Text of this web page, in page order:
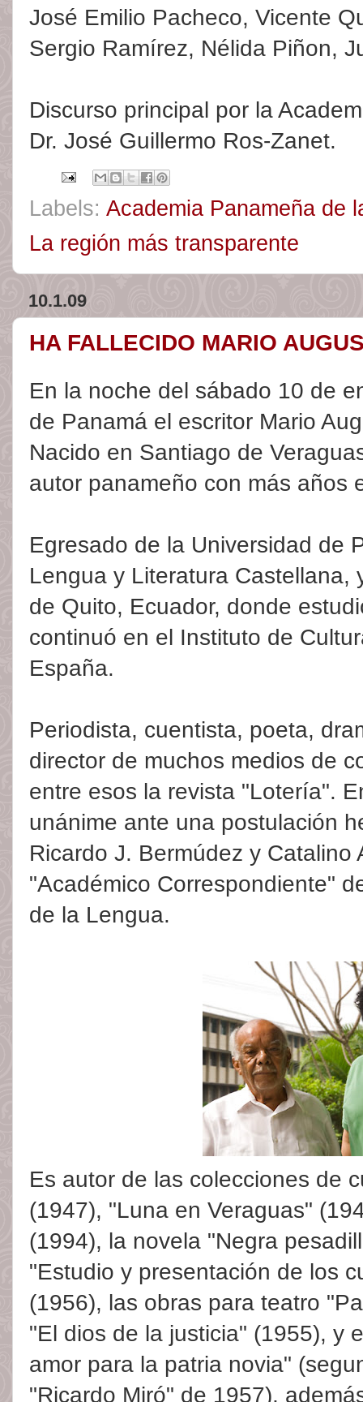
José Emilio Pacheco, Vicente
Sergio Ramírez, Nélida Piñon,
Discurso principal por la
Dr. José Guillermo Ros-Zanet.
Labels: Academia Panameña de
La región más transparente
10.1.09
HA FALLECIDO MARIO
En la noche del sábado 10 de
de Panamá el escritor Mario
Nacido en Santiago de
autor panameño con más años
Egresado de la Universidad de
Lengua y Literatura Castellana,
de Quito, Ecuador, donde
continuó en el Instituto de
España.
Periodista, cuentista, poeta,
director de muchos medios de
entre esos la revista "Lotería".
unánime ante una postulación
Ricardo J. Bermúdez y
"Académico Correspondiente"
de la Lengua.
Es autor de las colecciones de
(1947), "Luna en Veraguas"
(1994), la novela "Negra
"Estudio y presentación de los
(1956), las obras para teatro
"El dios de la justicia" (1955), y
amor para la patria novia"
"Ricardo Miró" de 1957),